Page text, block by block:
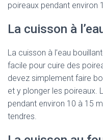
poireaux pendant environ
La cuisson à
La cuisson à l’eau
facile pour cuire des
devez simplement faire
et y plonger les poireaux.
pendant environ 10 à 15
tendres.